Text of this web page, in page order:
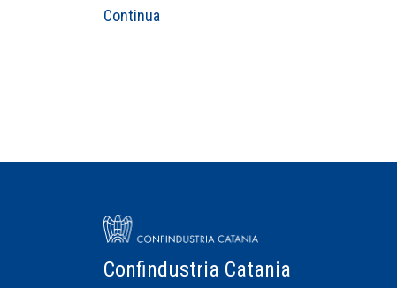
Continua
Confindustria Catania